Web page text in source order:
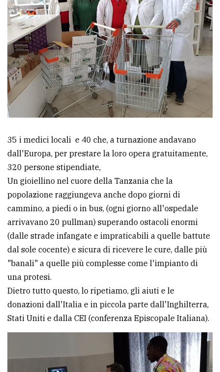
35 i medici locali e 40 che, a turnazione andavano
dall'Europa, per prestare la loro opera gratuitamente,
320 persone stipendiate,
Un gioiellino nel cuore della Tanzania che la
popolazione raggiungeva anche dopo giorni di
cammino, a piedi o in bus, (ogni giorno all'ospedale
arrivavano 20 pullman) superando ostacoli enormi
(dalle strade infangate e impraticabili a quelle battute
dal sole cocente) e sicura di ricevere le cure, dalle più
"banali" a quelle più complesse come l'impianto di
una protesi.
Dietro tutto questo, lo ripetiamo, gli aiuti e le
donazioni dall'Italia e in piccola parte dall'Inghilterra,
Stati Uniti e dalla CEI (conferenza Episcopale Italiana).